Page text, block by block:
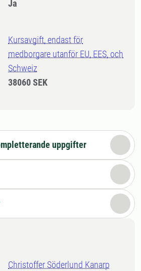
Ja
Kursavgift, endast för
medborgare utanför EU, EES, och
Schweiz
38060 SEK
uppgifter
Christoffer Söderlund Kanarp